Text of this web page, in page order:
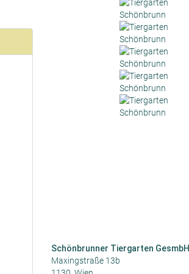
Schönbrunner Tiergarten GesmbH
Maxingstraße 13b